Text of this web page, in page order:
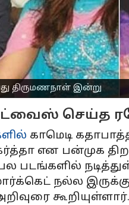
திருமணநாள் இன்று
- நடிகை
காதல்
அட்வைஸ்
காமெடி
என பன்முக
படங்களில்
நல்ல
கூறியுள்ளார்.